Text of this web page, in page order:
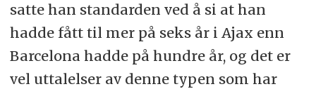
satte han standarden ved å si at han
hadde fått til mer på seks år i Ajax enn
Barcelona hadde på hundre år, og det er
vel uttalelser av denne typen som har